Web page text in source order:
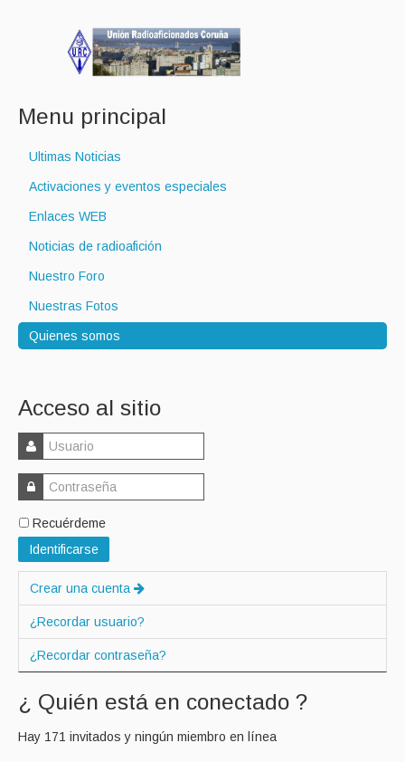
Menu principal
Ultimas Noticias
Activaciones y eventos especiales
Enlaces WEB
Noticias de radioafición
Nuestro Foro
Nuestras Fotos
Quienes somos
Acceso al sitio
Recuérdeme
Identificarse
Crear una cuenta
¿Recordar usuario?
¿Recordar contraseña?
¿ Quién está en conectado ?
Hay 171 invitados y ningún miembro en línea